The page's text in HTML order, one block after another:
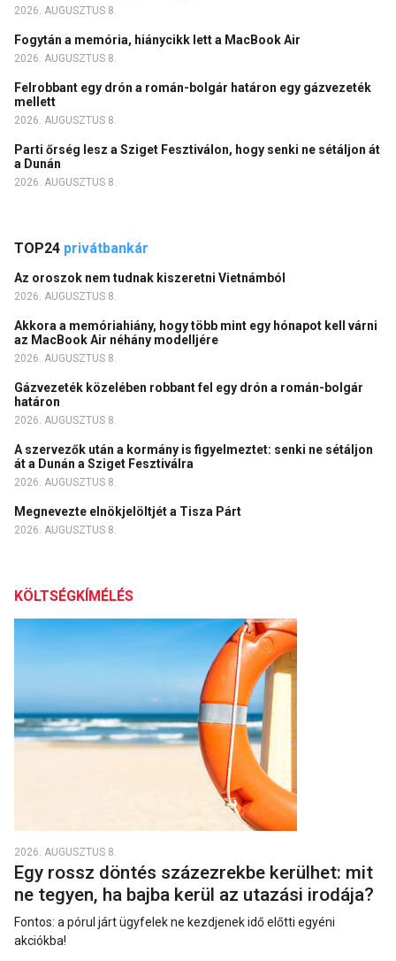
2026. AUGUSZTUS 8.
Fogytán a memória, hiánycikk lett a MacBook Air
2026. AUGUSZTUS 8.
Felrobbant egy drón a román-bolgár határon egy gázvezeték
mellett
2026. AUGUSZTUS 8.
Parti őrség lesz a Sziget Fesztiválon, hogy senki ne sétáljon át
a Dunán
2026. AUGUSZTUS 8.
TOP24 privátbankár
Az oroszok nem tudnak kiszeretni Vietnámból
2026. AUGUSZTUS 8.
Akkora a memóriahiány, hogy több mint egy hónapot kell várni
az MacBook Air néhány modelljére
2026. AUGUSZTUS 8.
Gázvezeték közelében robbant fel egy drón a román-bolgár
határon
2026. AUGUSZTUS 8.
A szervezők után a kormány is figyelmeztet: senki ne sétáljon
át a Dunán a Sziget Fesztiválra
2026. AUGUSZTUS 8.
Megnevezte elnökjelöltjét a Tisza Párt
2026. AUGUSZTUS 8.
KÖLTSÉGKÍMÉLÉS
2026. AUGUSZTUS 8.
Egy rossz döntés százezrekbe kerülhet: mit
ne tegyen, ha bajba kerül az utazási irodája?
Fontos: a pórul járt ügyfelek ne kezdjenek idő előtti egyéni
akciókba!